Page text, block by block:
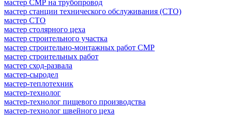
мастер СМР на трубопровод
мастер станции технического обслуживания (СТО)
мастер СТО
мастер столярного цеха
мастер строительного участка
мастер строительно-монтажных работ СМР
мастер строительных работ
мастер сход-развала
мастер-сыродел
мастер-теплотехник
мастер-технолог
мастер-технолог пищевого производства
мастер-технолог швейного цеха